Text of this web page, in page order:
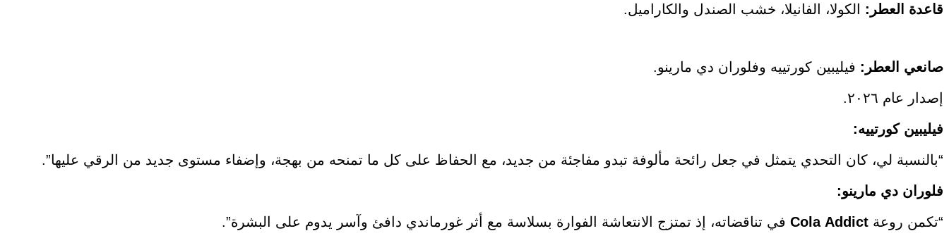
قاعدة
العطر: الكولا، الفانيلا، خشب الصندل والكاراميل.
صانعي العطر: فيليبين كورتييه وفلوران دي مارينو.
إصدار عام ٢٠٢٦.
فيليبين كورتييه:
“بالنسبة لي، كان التحدي يتمثل في جعل رائحة مألوفة تبدو مفاجئة من جديد، مع الحفاظ على كل ما تمنحه من بهجة، وإضفاء مستوى جديد من الرقي عليها”.
فلوران دي مارينو:
“تكمن روعة
Cola Addict في تناقضاته، إذ تمتزج الانتعاشة الفوارة بسلاسة مع أثر غورماندي دافئ وآسر يدوم على البشرة”.